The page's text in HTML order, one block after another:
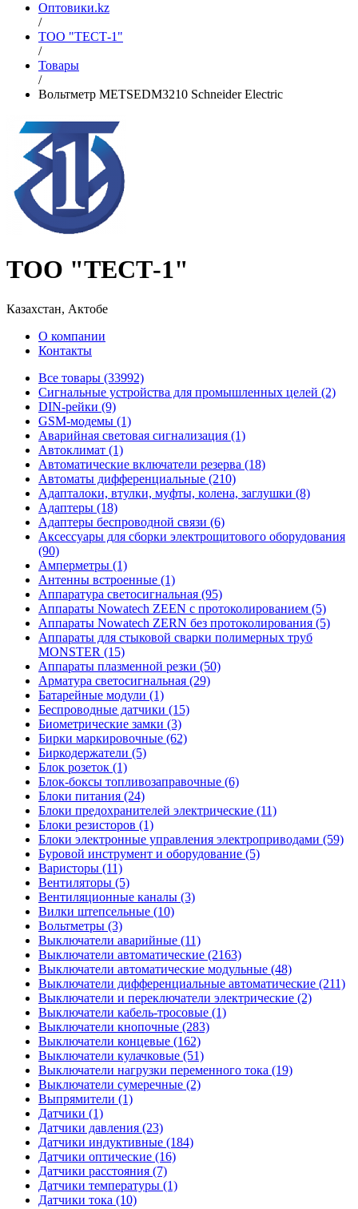
Оптовики.kz
/
ТОО "ТЕСТ-1"
/
Товары
/
Вольтметр METSEDM3210 Schneider Electric
ТОО "ТЕСТ-1"
Казахстан, Актобе
О компании
Контакты
Все товары (33992)
Cигнальные устройства для промышленных целей (2)
DIN-рейки (9)
GSM-модемы (1)
Аварийная световая сигнализация (1)
Автоклимат (1)
Автоматические включатели резерва (18)
Автоматы дифференциальные (210)
Адапталоки, втулки, муфты, колена, заглушки (8)
Адаптеры (18)
Адаптеры беспроводной связи (6)
Аксессуары для сборки электрощитового оборудования
(90)
Амперметры (1)
Антенны встроенные (1)
Аппаратура светосигнальная (95)
Аппараты Nowatech ZEEN c протоколированием (5)
Аппараты Nowatech ZERN без протоколирования (5)
Аппараты для стыковой сварки полимерных труб
MONSTER (15)
Аппараты плазменной резки (50)
Арматура светосигнальная (29)
Батарейные модули (1)
Беспроводные датчики (15)
Биометрические замки (3)
Бирки маркировочные (62)
Биркодержатели (5)
Блок розеток (1)
Блок-боксы топливозаправочные (6)
Блоки питания (24)
Блоки предохранителей электрические (11)
Блоки резисторов (1)
Блоки электронные управления электроприводами (59)
Буровой инструмент и оборудование (5)
Варисторы (11)
Вентиляторы (5)
Вентиляционные каналы (3)
Вилки штепсельные (10)
Вольтметры (3)
Выключатели аварийные (11)
Выключатели автоматические (2163)
Выключатели автоматические модульные (48)
Выключатели дифференциальные автоматические (211)
Выключатели и переключатели электрические (2)
Выключатели кабель-тросовые (1)
Выключатели кнопочные (283)
Выключатели концевые (162)
Выключатели кулачковые (51)
Выключатели нагрузки переменного тока (19)
Выключатели сумеречные (2)
Выпрямители (1)
Датчики (1)
Датчики давления (23)
Датчики индуктивные (184)
Датчики оптические (16)
Датчики расстояния (7)
Датчики температуры (1)
Датчики тока (10)